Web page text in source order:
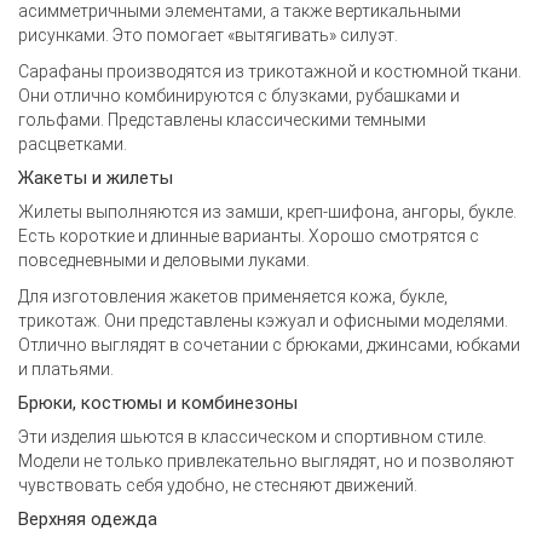
асимметричными элементами, а также вертикальными
рисунками. Это помогает «вытягивать» силуэт.
Сарафаны производятся из трикотажной и костюмной ткани.
Они отлично комбинируются с блузками, рубашками и
гольфами. Представлены классическими темными
расцветками.
Жакеты и жилеты
Жилеты выполняются из замши, креп-шифона, ангоры, букле.
Есть короткие и длинные варианты. Хорошо смотрятся с
повседневными и деловыми луками.
Для изготовления жакетов применяется кожа, букле,
трикотаж. Они представлены кэжуал и офисными моделями.
Отлично выглядят в сочетании с брюками, джинсами, юбками
и платьями.
Брюки, костюмы и комбинезоны
Эти изделия шьются в классическом и спортивном стиле.
Модели не только привлекательно выглядят, но и позволяют
чувствовать себя удобно, не стесняют движений.
Верхняя одежда